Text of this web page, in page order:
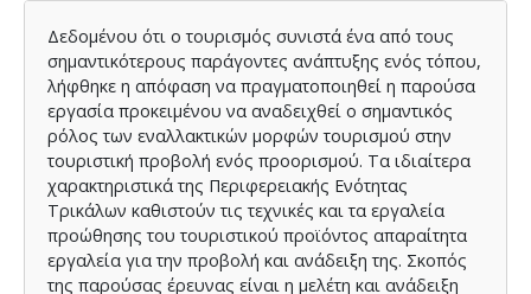
Δεδομένου ότι ο τουρισμός συνιστά ένα από τους
σημαντικότερους παράγοντες ανάπτυξης ενός τόπου,
λήφθηκε η απόφαση να πραγματοποιηθεί η παρούσα
εργασία προκειμένου να αναδειχθεί ο σημαντικός
ρόλος των εναλλακτικών μορφών τουρισμού στην
τουριστική προβολή ενός προορισμού. Τα ιδιαίτερα
χαρακτηριστικά της Περιφερειακής Ενότητας
Τρικάλων καθιστούν τις τεχνικές και τα εργαλεία
προώθησης του τουριστικού προϊόντος απαραίτητα
εργαλεία για την προβολή και ανάδειξη της. Σκοπός
της παρούσας έρευνας είναι η μελέτη και ανάδειξη